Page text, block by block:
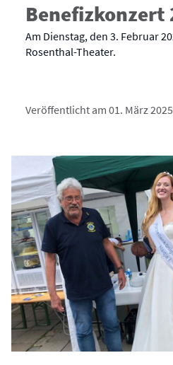
Benefizkonzert
Am Dienstag, den 3. Februar
Rosenthal-Theater.
Veröffentlicht am 01. März 2025